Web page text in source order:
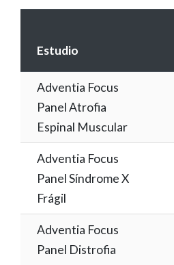
Estudio
Adventia Focus
Panel Atrofia
Espinal Muscular
Adventia Focus
Panel Síndrome X
Frágil
Adventia Focus
Panel Distrofia